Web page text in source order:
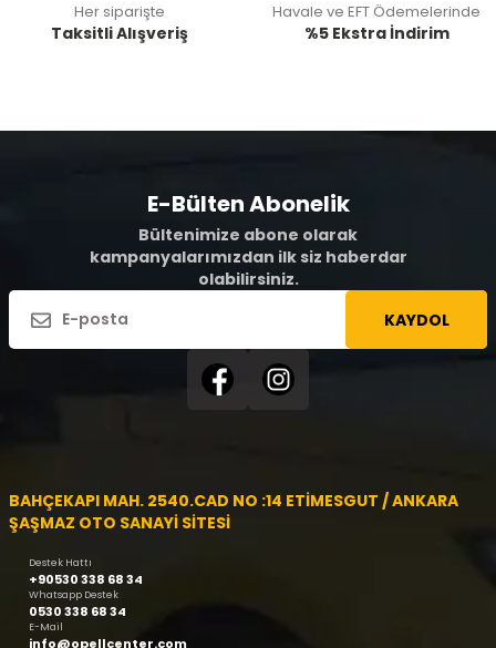
Her siparişte
Taksitli Alışveriş
Havale ve EFT Ödemelerinde
%5 Ekstra İndirim
E-Bülten Abonelik
Bültenimize abone olarak
kampanyalarımızdan ilk siz haberdar
olabilirsiniz.
KAYDOL
BAHÇEKAPI MAH. 2540.CAD NO :14 ETİMESGUT / ANKARA
ŞAŞMAZ OTO SANAYİ SİTESİ
Destek Hattı
+90530 338 68 34
Whatsapp Destek
0530 338 68 34
E-Mail
info@opellcenter.com